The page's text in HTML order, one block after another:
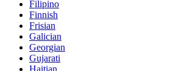
Filipino
Finnish
Frisian
Galician
Georgian
Gujarati
Haitian